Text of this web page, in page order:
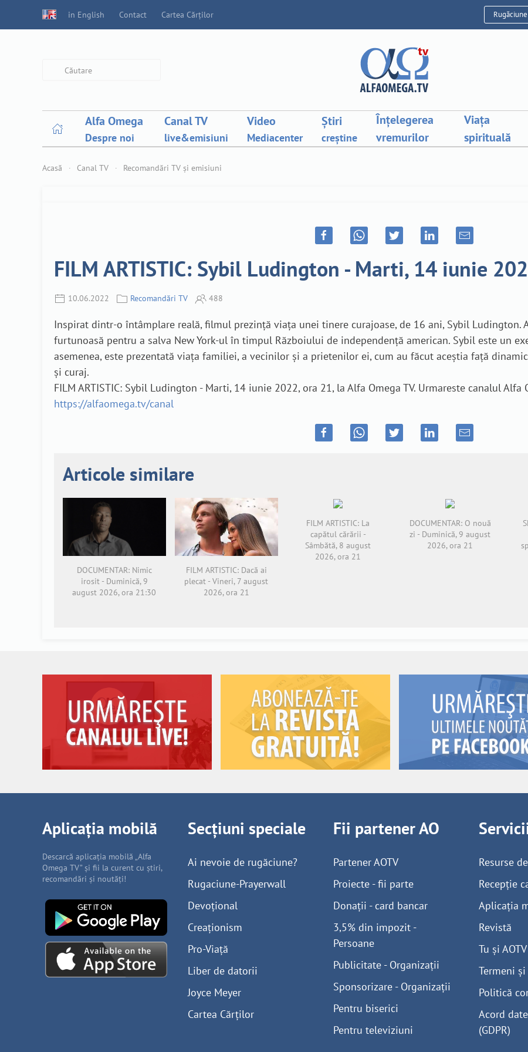
in English Contact Cartea Cărților Rugăciune
Alfa Omega
Despre noi
Canal TV
live&emisiuni
Video
Mediacenter
Știri
creștine
Înțelegerea
vremurilor
Viața
spirituală
Acasă Canal TV Recomandări TV și emisiuni
FILM ARTISTIC: Sybil Ludington - Marti, 14 iunie
10.06.2022 Recomandări TV 488
Inspirat dintr-o întâmplare reală, filmul prezință viața unei tinere curajoase, de 16 ani, Sybil Ludington.
furtunoasă pentru a salva New York-ul în timpul Războiului de independență american. Sybil este un
asemenea, este prezentată viața familiei, a vecinilor și a prietenilor ei, cum au făcut aceștia față
și curaj.
FILM ARTISTIC: Sybil Ludington - Marti, 14 iunie 2022, ora 21, la Alfa Omega TV. Urmareste canalul Alfa
https://alfaomega.tv/canal
Articole similare
DOCUMENTAR: Nimic
irosit - Duminică, 9
august 2026, ora 21:30
FILM ARTISTIC: Dacă ai
plecat - Vineri, 7 august
2026, ora 21
FILM ARTISTIC: La
capătul cărării -
Sâmbătă, 8 august
2026, ora 21
DOCUMENTAR: O nouă
zi - Duminică, 9 august
2026, ora 21
Aplicația mobilă
Descarcă aplicația mobilă „Alfa
Omega TV” și fii la curent cu știri,
recomandări și noutăți!
Secțiuni speciale
Ai nevoie de rugăciune?
Rugaciune-Prayerwall
Devoțional
Creaționism
Pro-Viață
Liber de datorii
Joyce Meyer
Cartea Cărților
Fii partener AO
Partener AOTV
Proiecte - fii parte
Donații - card bancar
3,5% din impozit -
Persoane
Publicitate - Organizații
Sponsorizare - Organizații
Pentru biserici
Pentru televiziuni
Resurse
Recepție
Aplicația
Revistă
Tu și AOTV
Termeni
Politică
Acord
(GDPR)